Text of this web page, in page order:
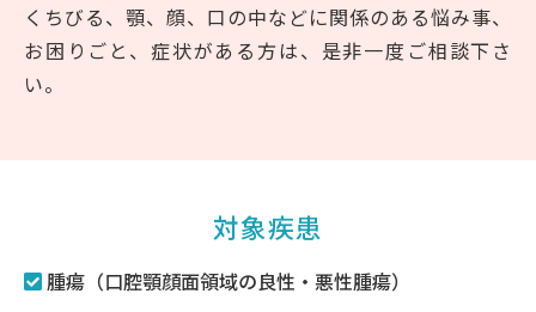
くちびる、顎、顔、口の中などに関係のある悩み事、
お困りごと、症状がある方は、是非一度ご相談下さ
い。
対象疾患
腫瘍（口腔顎顔面領域の良性・悪性腫瘍）